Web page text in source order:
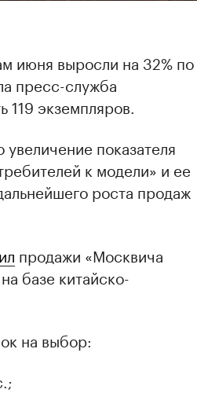
июня выросли на 32% по
пресс-служба
119 экземпляров.
показателя
к модели» и ее
роста продаж
продажи «Москвича
базе китайско-
на выбор: